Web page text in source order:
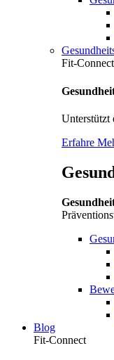
Fit-Connect
Unterstützt
Erfahre
Blog
Fit-Connect